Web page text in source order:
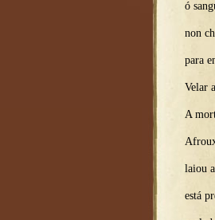
ó
non
para
Velar
A
laiou
está